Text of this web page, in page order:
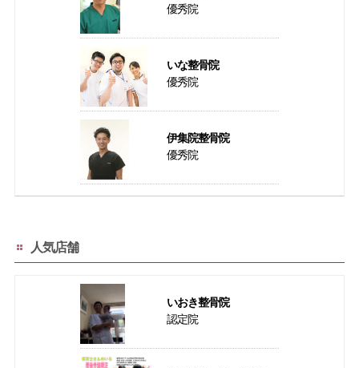
優秀院
いな整骨院
優秀院
伊集院整骨院
優秀院
人気店舗
いおき整骨院
認定院